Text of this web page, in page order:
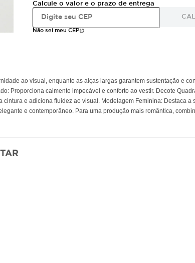
Calcule o valor e o prazo de entrega
Não sei meu CEP
ao visual, enquanto as alças largas garantem sustentação e
Proporciona caimento impecável e conforto ao vestir. Decote
e adiciona fluidez ao visual. Modelagem Feminina: Destaca a
e contemporâneo. Para uma produção mais romântica,